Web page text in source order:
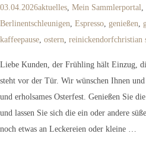
03.04.2026aktuelles, Mein Sammlerportal,
Berlinentschleunigen, Espresso, genießen,
kaffeepause, ostern, reinickendorfchristian
Liebe Kunden, der Frühling hält Einzug,
steht vor der Tür. Wir wünschen Ihnen
und erholsames Osterfest. Genießen Sie
und lassen Sie sich die ein oder andere
noch etwas an Leckereien oder kleine …